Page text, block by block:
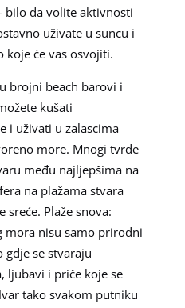
bilo da volite aktivnosti
uživate u suncu i
koje će vas osvojiti.
brojni beach barovi i
kušati
i uživati u zalascima
more. Mnogi tvrde
među najljepšima na
na plažama stvara
sreće. Plaže snova:
mora nisu samo prirodni
gdje se stvaraju
ljubavi i priče koje se
tako svakom putniku